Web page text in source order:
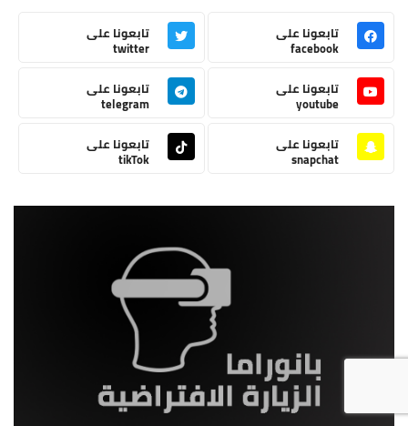
تابعونا على
facebook
تابعونا على
twitter
تابعونا على
youtube
تابعونا على
telegram
تابعونا على
snapchat
تابعونا على
tikTok